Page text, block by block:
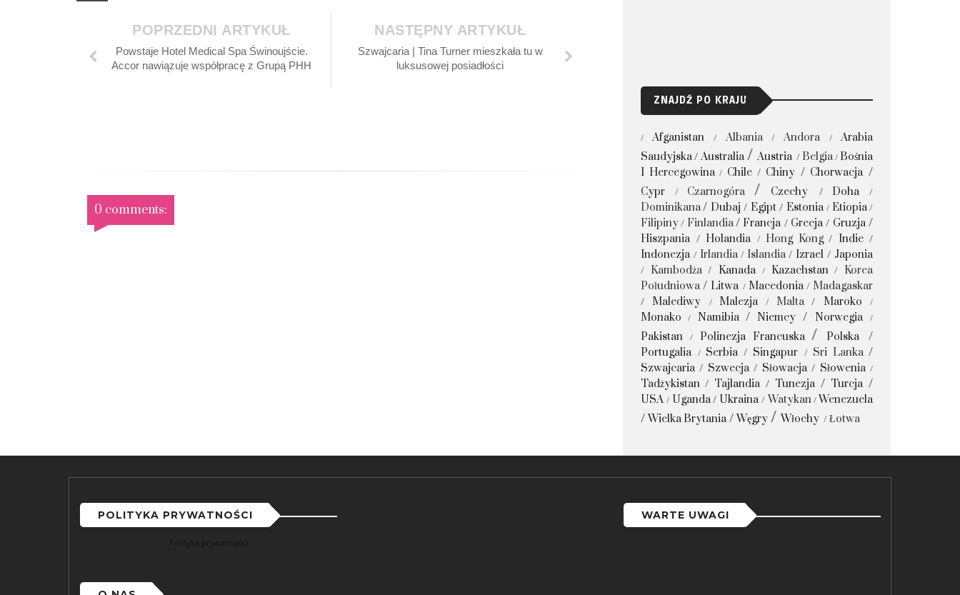
NASTĘPNY ARTYKUŁ
Szwajcaria | Tina Turner mieszkała tu w
luksusowej posiadłości
POPRZEDNI ARTYKUŁ
Powstaje Hotel Medical Spa Świnoujście.
Accor nawiązuje współpracę z Grupą PHH
0 comments:
ZNAJDŹ PO KRAJU
Afganistan Albania Andora
Arabia
Saudyjska
Australia Austria Belgia Bośnia
I Hercegowina
Chile Chiny
Chorwacja
Cypr
Czarnogóra Czechy
Doha
Dominikana
Dubaj Egipt Estonia
Etiopia
Filipiny
Finlandia Francja Grecja
Gruzja
Hiszpania
Holandia Hong Kong
Indie
Indonezja
Irlandia Islandia Izrael
Japonia
Kambodża
Kanada Kazachstan
Korea
Południowa
Litwa Macedonia
Madagaskar
Malediwy
Malezja Malta
Maroko
Monako
Namibia Niemcy
Norwegia
Pakistan
Polinezja Francuska
Polska
Portugalia
Serbia Singapur
Sri Lanka
Szwajcaria
Szwecja Słowacja
Słowenia
Tadżykistan
Tajlandia Tunezja
Turcja
USA
Uganda Ukraina Watykan
Wenezuela
Wielka Brytania
Węgry Włochy Łotwa
POLITYKA PRYWATNOŚCI WARTE UWAGI